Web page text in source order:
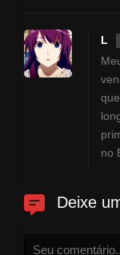
L
no
Deixe